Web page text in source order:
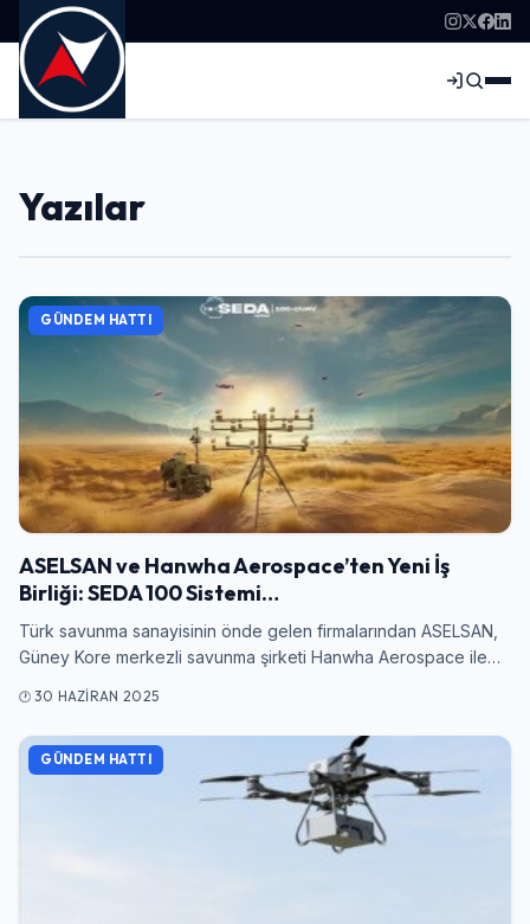
Yazılar
GÜNDEM HATTI
ASELSAN ve Hanwha Aerospace’ten Yeni İş
Birliği: SEDA 100 Sistemi…
Türk savunma sanayisinin önde gelen firmalarından ASELSAN,
Güney Kore merkezli savunma şirketi Hanwha Aerospace ile…
30 HAZIRAN 2025
GÜNDEM HATTI